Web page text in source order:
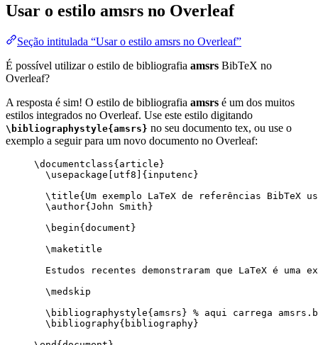
Usar o estilo amsrs no Overleaf
Seção intitulada “Usar o estilo amsrs no Overleaf”
É possível utilizar o estilo de bibliografia amsrs BibTeX no
Overleaf?
A resposta é sim! O estilo de bibliografia amsrs é um dos muitos
estilos integrados no Overleaf. Use este estilo digitando
\bibliographystyle{amsrs} no seu documento tex, ou use o
exemplo a seguir para um novo documento no Overleaf:
\documentclass{ article }
\usepackage
utf8 ]{ inputenc }
\title{Um exemplo LaTeX de referências
\author{John Smith}
\begin{ document }
\maketitle
Estudos recentes demonstraram que LaTeX é
\medskip
\bibliographystyle{amsrs} % aqui carrega
\bibliography{bibliography}